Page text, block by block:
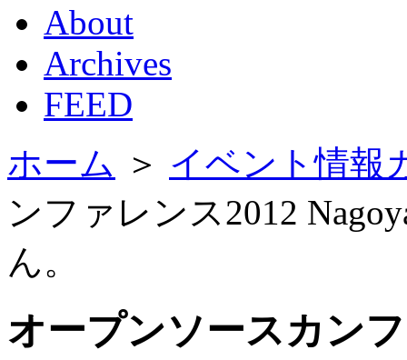
About
Archives
FEED
ホーム ＞ イベント情報
ンファレンス2012
ん。
オープンソースカン